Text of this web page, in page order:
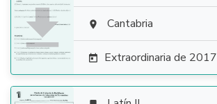
  Cantabria
 Extraordinaria de 2017